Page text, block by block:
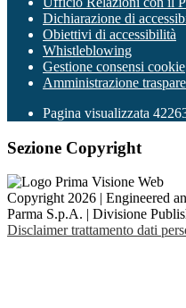
Dichiarazione di
Obiettivi di accessibilità
Whistleblowing
Gestione consensi cookie
Amministrazione
Pagina visualizzata
Sezione Copyright
Copyright 2026 | Engineered
Parma S.p.A. | Divisione
Disclaimer trattamento dati